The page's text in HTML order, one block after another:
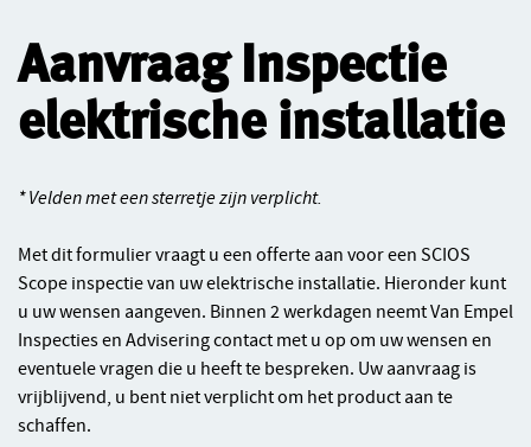
Aanvraag Inspectie
elektrische installatie
* Velden met een sterretje zijn verplicht.
Met dit formulier vraagt u een offerte aan voor een SCIOS
Scope inspectie van uw elektrische installatie. Hieronder kunt
u uw wensen aangeven. Binnen 2 werkdagen neemt Van Empel
Inspecties en Advisering contact met u op om uw wensen en
eventuele vragen die u heeft te bespreken. Uw aanvraag is
vrijblijvend, u bent niet verplicht om het product aan te
schaffen.